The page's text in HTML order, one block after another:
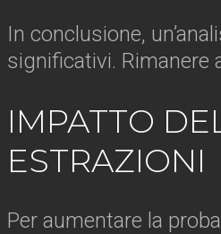
In conclusione,
significativi. Rimanere
IMPATTO
ESTRAZIONI
Per aumentare la